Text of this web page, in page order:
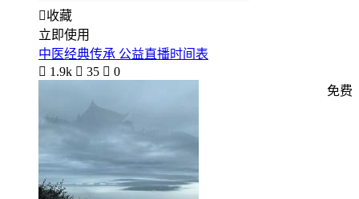
收藏
立即使用
中医经典传承 公益直播时间表
 1.9k  35  0
免费